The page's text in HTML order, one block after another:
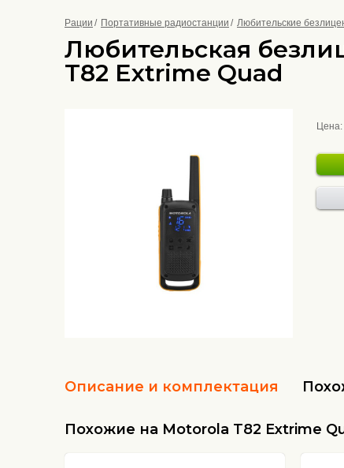
Рации Портативные радиостанции Любительские
Любительская
T82 Extrime Quad
Цена:
Описание и комплектация
Похожие на Motorola T82 Extrime